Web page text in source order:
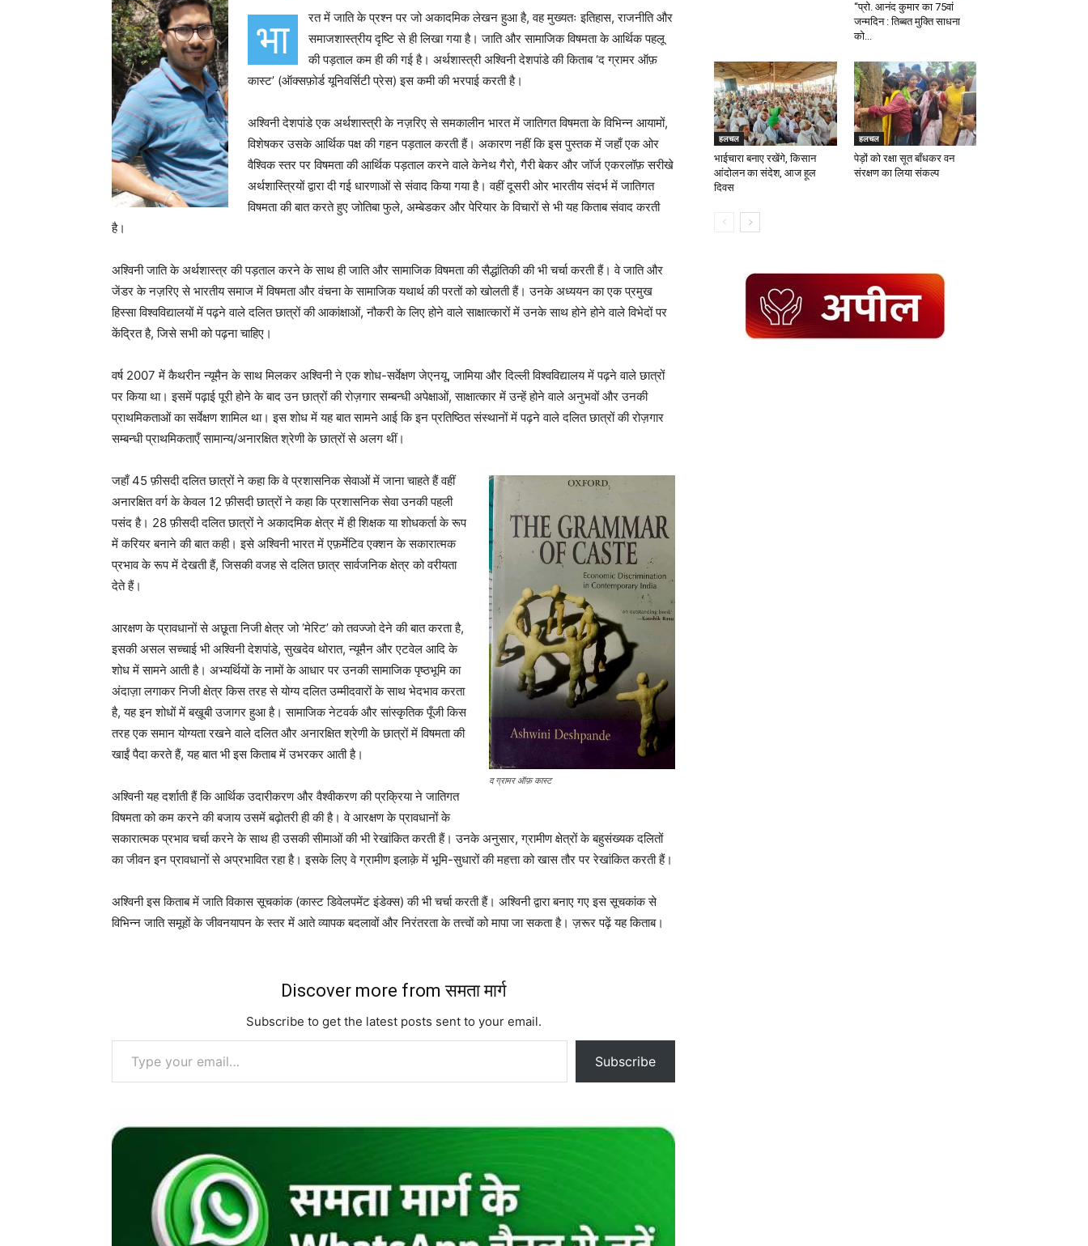
भा
रत में जाति के प्रश्न पर जो अकादमिक लेखन हुआ है, वह मुख्यतः इतिहास, राजनीति और
समाजशास्त्रीय दृष्टि से ही लिखा गया है। जाति और सामाजिक विषमता के आर्थिक पहलू
की पड़ताल कम ही की गई है। अर्थशास्त्री अश्विनी देशपांडे की किताब ‘द ग्रामर ऑफ़
कास्ट’ (ऑक्सफ़ोर्ड यूनिवर्सिटी प्रेस) इस कमी की भरपाई करती है।
अश्विनी देशपांडे एक अर्थशास्त्री के नज़रिए से समकालीन भारत में जातिगत विषमता के विभिन्न आयामों,
विशेषकर उसके आर्थिक पक्ष की गहन पड़ताल करती हैं। अकारण नहीं कि इस पुस्तक में जहाँ एक ओर
वैश्विक स्तर पर विषमता की आर्थिक पड़ताल करने वाले केनेथ गैरो, गैरी बेकर और जॉर्ज एकरलॉफ़ सरीखे
अर्थशास्त्रियों द्वारा दी गई धारणाओं से संवाद किया गया है। वहीं दूसरी ओर भारतीय संदर्भ में जातिगत
विषमता की बात करते हुए जोतिबा फुले, अम्बेडकर और पेरियार के विचारों से भी यह किताब संवाद करती
है।
अश्विनी जाति के अर्थशास्त्र की पड़ताल करने के साथ ही जाति और सामाजिक विषमता की सैद्धांतिकी की भी चर्चा करती हैं। वे जाति और
जेंडर के नज़रिए से भारतीय समाज में विषमता और वंचना के सामाजिक यथार्थ की परतों को खोलती हैं। उनके अध्ययन का एक प्रमुख
हिस्सा विश्वविद्यालयों में पढ़ने वाले दलित छात्रों की आकांक्षाओं, नौकरी के लिए होने वाले साक्षात्कारों में उनके साथ होने होने वाले विभेदों पर
केंद्रित है, जिसे सभी को पढ़ना चाहिए।
वर्ष 2007 में कैथरीन न्यूमैन के साथ मिलकर अश्विनी ने एक शोध-सर्वेक्षण जेएनयू, जामिया और दिल्ली विश्वविद्यालय में पढ़ने वाले छात्रों
पर किया था। इसमें पढ़ाई पूरी होने के बाद उन छात्रों की रोज़गार सम्बन्धी अपेक्षाओं, साक्षात्कार में उन्हें होने वाले अनुभवों और उनकी
प्राथमिकताओं का सर्वेक्षण शामिल था। इस शोध में यह बात सामने आई कि इन प्रतिष्ठित संस्थानों में पढ़ने वाले दलित छात्रों की रोज़गार
सम्बन्धी प्राथमिकताएँ सामान्य/अनारक्षित श्रेणी के छात्रों से अलग थीं।
द ग्रामर ऑफ़ कास्ट
जहाँ 45 फ़ीसदी दलित छात्रों ने कहा कि वे प्रशासनिक सेवाओं में जाना चाहते हैं वहीं
अनारक्षित वर्ग के केवल 12 फ़ीसदी छात्रों ने कहा कि प्रशासनिक सेवा उनकी पहली
पसंद है। 28 फ़ीसदी दलित छात्रों ने अकादमिक क्षेत्र में ही शिक्षक या शोधकर्ता के रूप
में करियर बनाने की बात कही। इसे अश्विनी भारत में एफ़र्मेटिव एक्शन के सकारात्मक
प्रभाव के रूप में देखती हैं, जिसकी वजह से दलित छात्र सार्वजनिक क्षेत्र को वरीयता
देते हैं।
आरक्षण के प्रावधानों से अछूता निजी क्षेत्र जो ‘मेरिट’ को तवज्जो देने की बात करता है,
इसकी असल सच्चाई भी अश्विनी देशपांडे, सुखदेव थोरात, न्यूमैन और एटवेल आदि के
शोध में सामने आती है। अभ्यर्थियों के नामों के आधार पर उनकी सामाजिक पृष्ठभूमि का
अंदाज़ा लगाकर निजी क्षेत्र किस तरह से योग्य दलित उम्मीदवारों के साथ भेदभाव करता
है, यह इन शोधों में बख़ूबी उजागर हुआ है। सामाजिक नेटवर्क और सांस्कृतिक पूँजी किस
तरह एक समान योग्यता रखने वाले दलित और अनारक्षित श्रेणी के छात्रों में विषमता की
खाईं पैदा करते हैं, यह बात भी इस किताब में उभरकर आती है।
अश्विनी यह दर्शाती हैं कि आर्थिक उदारीकरण और वैश्वीकरण की प्रक्रिया ने जातिगत
विषमता को कम करने की बजाय उसमें बढ़ोतरी ही की है। वे आरक्षण के प्रावधानों के
सकारात्मक प्रभाव चर्चा करने के साथ ही उसकी सीमाओं की भी रेखांकित करती हैं। उनके अनुसार, ग्रामीण क्षेत्रों के बहुसंख्यक दलितों
का जीवन इन प्रावधानों से अप्रभावित रहा है। इसके लिए वे ग्रामीण इलाक़े में भूमि-सुधारों की महत्ता को खास तौर पर रेखांकित करती हैं।
अश्विनी इस किताब में जाति विकास सूचकांक (कास्ट डिवेलपमेंट इंडेक्स) की भी चर्चा करती हैं। अश्विनी द्वारा बनाए गए इस सूचकांक से
विभिन्न जाति समूहों के जीवनयापन के स्तर में आते व्यापक बदलावों और निरंतरता के तत्त्वों को मापा जा सकता है। ज़रूर पढ़ें यह किताब।
Discover more from समता मार्ग
Subscribe to get the latest posts sent to your email.
Type your email…
Subscribe
“प्रो. आनंद कुमार का 75वां
जन्मदिन : तिब्बत मुक्ति साधना
को...
हलचल
‌भाईचारा बनाए रखेंगे, किसान
आंदोलन का संदेश, आज हूल
दिवस
हलचल
पेड़ों को रक्षा सूत बाँधकर वन
संरक्षण का लिया संकल्प